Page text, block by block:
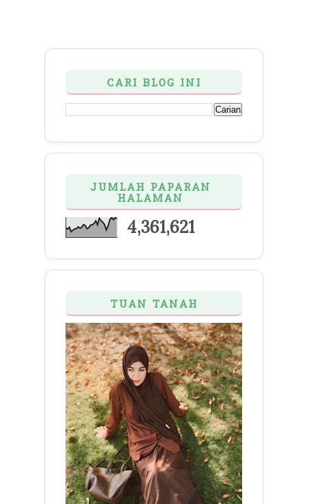
CARI BLOG INI
JUMLAH PAPARAN
HALAMAN
4,361,621
TUAN TANAH